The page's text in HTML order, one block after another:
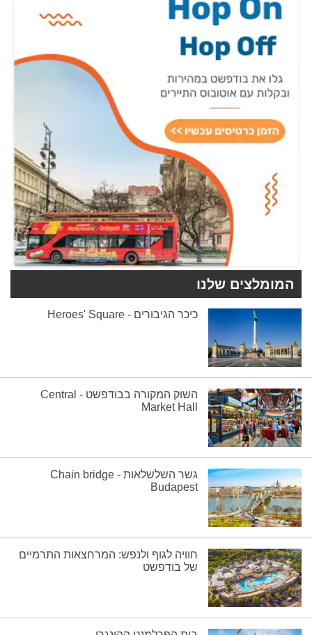
המומלצים שלנו
כיכר הגיבורים - Heroes' Square
השוק המקורה בבודפשט - Central
Market Hall
גשר השלשלאות - Chain bridge
Budapest
חוויה לגוף ולנפש: המרחצאות התרמיים
של בודפשט